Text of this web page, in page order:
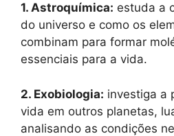
1. Astroquímica: estuda a
do universo e como os
combinam para formar
essenciais para a vida.
2. Exobiologia: investiga a
vida em outros planetas,
analisando as condições